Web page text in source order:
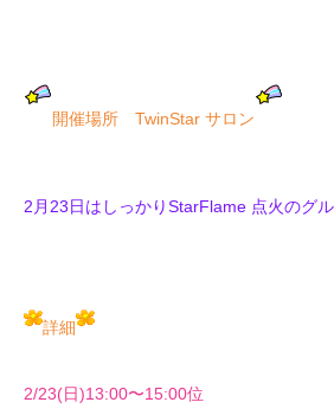
開催場所 TwinStar サロン
2月23日はしっかりStarFlame 点火のグ
詳細
2/23(日)13:00〜15:00位